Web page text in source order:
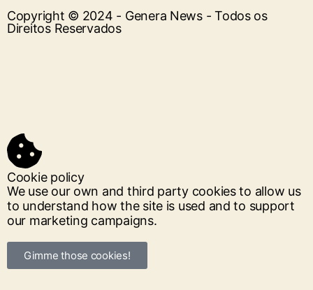
Copyright © 2024 - Genera News - Todos os
Direitos Reservados
Cookie policy
We use our own and third party cookies to allow us
to understand how the site is used and to support
our marketing campaigns.
Gimme those cookies!